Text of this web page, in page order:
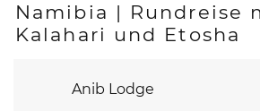
Namibia | Rundreise
Kalahari und Etosha
Anib Lodge